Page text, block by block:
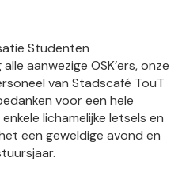
Studenten
aanwezige OSK’ers, onze
van Stadscafé TouT
voor een hele
lichamelijke letsels en
een geweldige avond en